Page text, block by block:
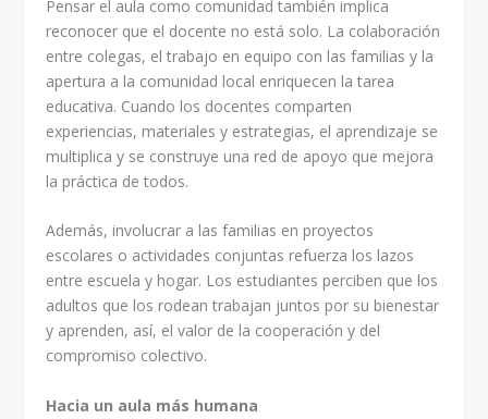
Pensar el aula como comunidad también implica
reconocer que el docente no está solo. La colaboración
entre colegas, el trabajo en equipo con las familias y la
apertura a la comunidad local enriquecen la tarea
educativa. Cuando los docentes comparten
experiencias, materiales y estrategias, el aprendizaje se
multiplica y se construye una red de apoyo que mejora
la práctica de todos.
Además, involucrar a las familias en proyectos
escolares o actividades conjuntas refuerza los lazos
entre escuela y hogar. Los estudiantes perciben que los
adultos que los rodean trabajan juntos por su bienestar
y aprenden, así, el valor de la cooperación y del
compromiso colectivo.
Hacia un aula más humana